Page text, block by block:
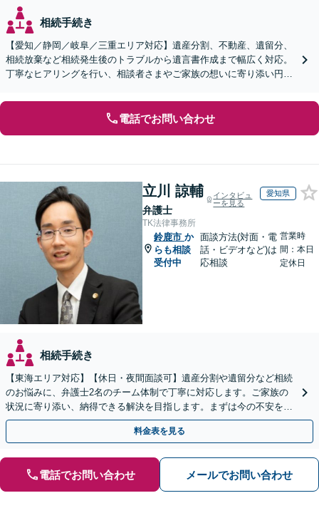
相続手続き
【愛知／静岡／岐阜／三重エリア対応】遺産分割、不動産、遺留分、
相続放棄など相続発生後のトラブルから遺言書作成まで幅広く対応。
丁寧なヒアリングを行い、相談者さまやご家族の想いに寄り添い円滑
電話でお問い合わせ
立川 諒輔
弁護士
インタビュ
ーを見る
愛知県
TK法律事務所
鈴鹿市 か
らも相談
受付中
面談方法(対面・電
話・ビデオなど)は
応相談
営業時
間：本日
定休日
相続手続き
【東海エリア対応】【休日・夜間面談可】遺産分割や遺留分など相続
のお悩みに、弁護士2名のチーム体制で丁寧に対応します。ご家族の
状況に寄り添い、納得できる解決を目指します。まずは今の不安をお
聞かせください【メール・WEB相談可】
料金表を見る
電話でお問い合わせ メールでお問い合わせ